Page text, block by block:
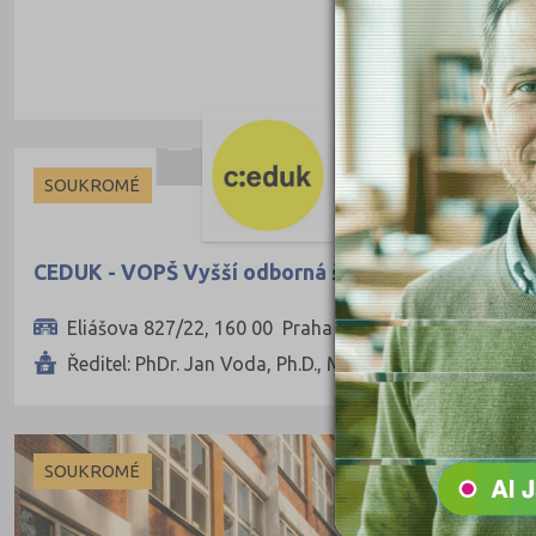
SOUKROMÉ
CEDUK - VOPŠ Vyšší odborná škola s.r.o.
Eliášova 827/22, 160 00 Praha 6
Ředitel: PhDr. Jan Voda, Ph.D., MBA
SOUKROMÉ